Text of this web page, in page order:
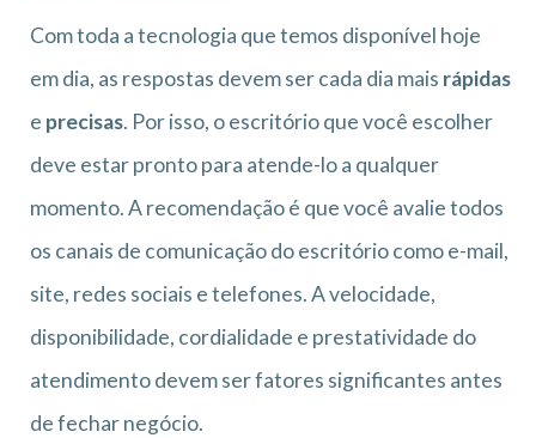
Com toda a tecnologia que temos disponível hoje
em dia, as respostas devem ser cada dia mais rápidas
e precisas. Por isso, o escritório que você escolher
deve estar pronto para atende-lo a qualquer
momento. A recomendação é que você avalie todos
os canais de comunicação do escritório como e-mail,
site, redes sociais e telefones. A velocidade,
disponibilidade, cordialidade e prestatividade do
atendimento devem ser fatores significantes antes
de fechar negócio.